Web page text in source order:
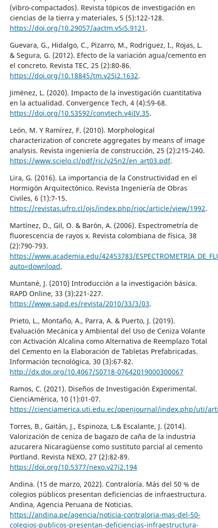
(vibro-compactados). Revista tópicos de investigación en
ciencias de la tierra y materiales, 5 (5):122-128.
https://doi.org/10.29057/aactm.v5i5.9121 .
Guevara, G., Hidalgo, C., Pizarro, M., Rodriguez, I., Rojas, L.
& Segura, G. (2012). Efecto de la variación agua/cemento en
el concreto. Revista TEC, 25 (2):80-86.
https://doi.org/10.18845/tm.v25i2.1632.
Jiménez, L. (2020). Impacto de la investigación cuantitativa
en la actualidad. Convergence Tech, 4 (4):59-68.
https://doi.org/10.53592/convtech.v4iIV.35.
León, M. Y Ramírez, F. (2010). Morphological
characterization of concrete aggregates by means of image
analysis. Revista ingeniería de construcción, 25 (2):215-240.
https://www.scielo.cl/pdf/ric/v25n2/en_art03.pdf.
Lira, G. (2016). La importancia de la Constructividad en el
Hormigón Arquitectónico. Revista Ingeniería de Obras
Civiles, 6 (1):7-15.
https://revistas.ufro.cl/ojs/index.php/rioc/article/view/1992.
Martínez, D., Gil, O. & Barón, A. (2006). Espectrometría de
fluorescencia de rayos x. Revista colombiana de física, 38
(2):790-793.
https://www.academia.edu/42453783/
auto=download.
Muntané, J. (2010) Introducción a la investigación básica.
RAPD Online, 33 (3):221-227.
https://www.sapd.es/revista/2010/33/3/03.
Prieto, L., Montaño, A., Parra, A. & Puerto, J. (2019).
Evaluación Mecánica y Ambiental del Uso de Ceniza Volante
con Activación Alcalina como Alternativa de Reemplazo Total
del Cemento en la Elaboración de Tabletas Prefabricadas.
Información tecnológica, 30 (3):67-82.
http://dx.doi.org/10.4067/S0718-07642019000300067
Ramos, C. (2021). Diseños de Investigación Experimental.
CienciAmérica, 10 (1):01-07.
https://cienciamerica.uti.edu.ec/openjournal/index.php/uti/
Torres, B., Gaitán, J., Espinoza, L.& Escalante, J. (2014).
Valorización de ceniza de bagazo de caña de la industria
azucarera Nicaragüense como sustituto parcial al cemento
Portland. Revista NEXO, 27 (2):82-89.
https://doi.org/10.5377/nexo.v27i2.194
Andina. (15 de marzo, 2022). Contraloría. Más del 50 % de
colegios públicos presentan deficiencias de infraestructura.
Andina, Agencia Peruana de Noticias.
https://andina.pe/agencia/noticia-contraloria-mas-del-50-
colegios-publicos-presentan-deficiencias-infraestructura-